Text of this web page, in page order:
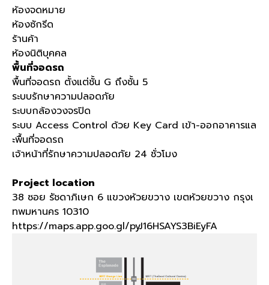
ห้องจดหมาย
ห้องซักรีด
ร้านค้า
ห้องนิติบุคคล
พื้นที่จอดรถ
พื้นที่จอดรถ ตั้งแต่ชั้น G ถึงชั้น 5
ระบบรักษาความปลอดภัย
ระบบกล้องวงจรปิด
ระบบ Access Control ด้วย Key Card เข้า-ออกอาคารแล
ะพื้นที่จอดรถ
เจ้าหน้าที่รักษาความปลอดภัย 24 ชั่วโมง
Project location
38 ซอย รัชดาภิเษก 6 แขวงห้วยขวาง เขตห้วยขวาง กรุงเ
ทพมหานคร 10310
https://maps.app.goo.gl/pyJ16HSAYS3BiEyFA